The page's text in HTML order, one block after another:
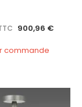
900,96 €
commande